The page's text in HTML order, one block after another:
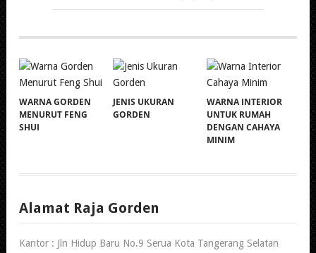
WARNA GORDEN
MENURUT FENG
SHUI
JENIS UKURAN
GORDEN
WARNA INTERIOR
UNTUK RUMAH
DENGAN CAHAYA
MINIM
Alamat Raja Gorden
Kantor : Jln Hidup Baru No.9 Serua Kota Tangerang Selatan